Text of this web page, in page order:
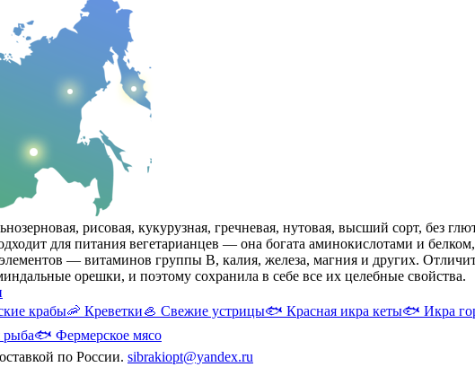
рисовая, кукурузная, гречневая, нутовая, высший сорт, без
для питания вегетарианцев — она богата аминокислотами и
— витаминов группы B, калия, железа, магния и других.
орешки, и поэтому сохранила в себе все их целебные свойства.
крабы🦐 Креветки🦪 Свежие устрицы🐟 Красная икра кеты🐟 Икра
рыба🐟 Фермерское мясо
по России. sibrakiopt@yandex.ru